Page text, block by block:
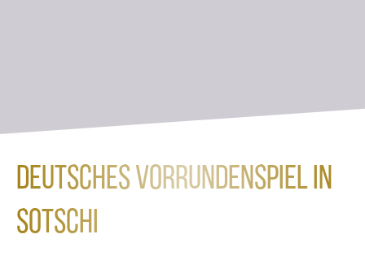
Deutsches Vorrundenspiel in
Sotschi